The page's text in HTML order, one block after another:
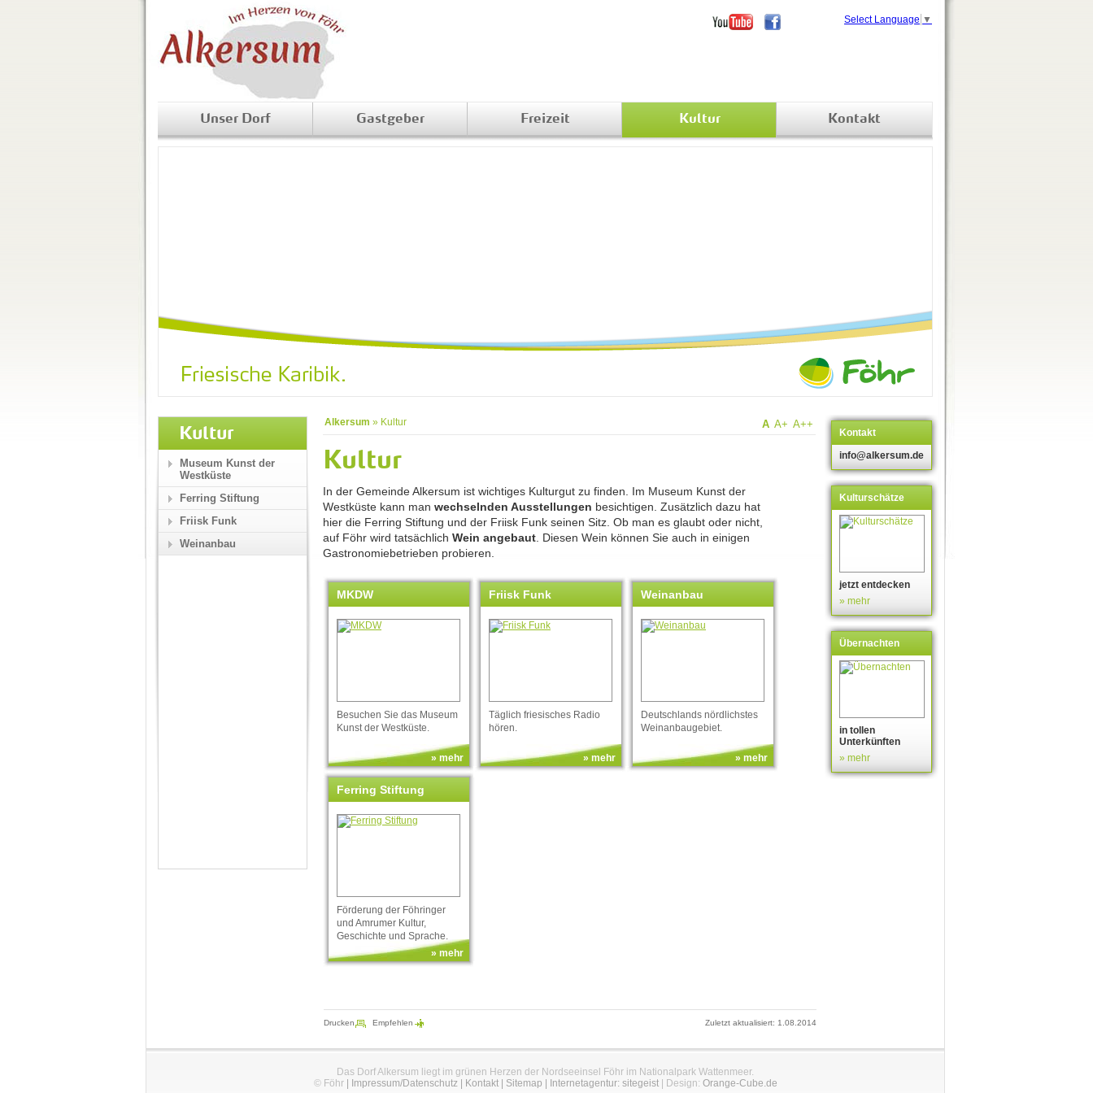
Unser Dorf Gastgeber Freizeit Kultur Kontakt
Alkersum » Kultur A A+ A++
Kultur
In der Gemeinde Alkersum ist wichtiges Kulturgut zu finden. Im Museum Kunst der
Westküste kann man wechselnden Ausstellungen besichtigen. Zusätzlich dazu hat
hier die Ferring Stiftung und der Friisk Funk seinen Sitz. Ob man es glaubt oder nicht,
auf Föhr wird tatsächlich Wein angebaut . Diesen Wein können Sie auch in einigen
Gastronomiebetrieben probieren.
MKDW
Besuchen Sie das Museum
Kunst der Westküste.
» mehr
Friisk Funk
Täglich friesisches Radio
hören.
» mehr
Weinanbau
Deutschlands nördlichstes
Weinanbaugebiet.
» mehr
Ferring Stiftung
Förderung der Föhringer
und Amrumer Kultur,
Geschichte und Sprache.
» mehr
Kontakt
info@alkersum.de
Kulturschätze
jetzt entdecken
» mehr
Übernachten
in tollen
Unterkünften
» mehr
Kultur
Museum Kunst der
Westküste
Ferring Stiftung
Friisk Funk
Weinanbau
Select Language ▼
Drucken Empfehlen Zuletzt aktualisiert: 1.08.2014
Das Dorf Alkersum liegt im grünen Herzen der Nordseeinsel Föhr im Nationalpark Wattenmeer.
© Föhr| Impressum/Datenschutz| Kontakt| Sitemap | Internetagentur: sitegeist| Design: Orange-Cube.de